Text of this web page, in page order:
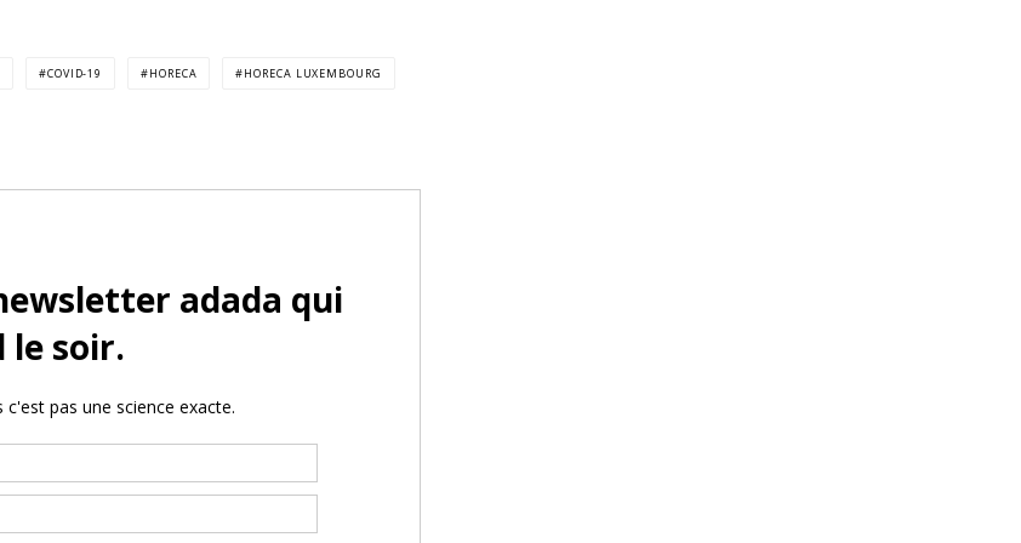
COVID-19 HORECA HORECA LUXEMBOURG